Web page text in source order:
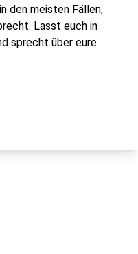
den meisten Fällen,
Lasst euch in
sprecht über eure